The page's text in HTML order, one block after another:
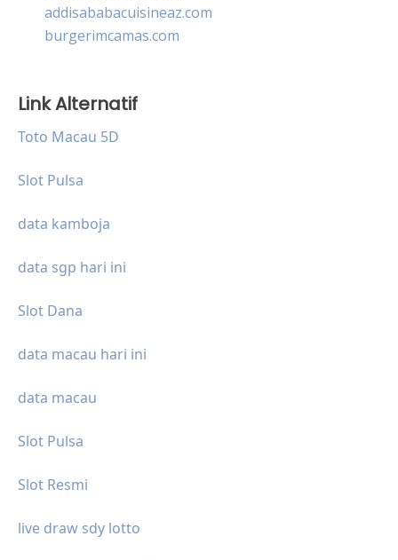
addisababacuisineaz.com
burgerimcamas.com
Link Alternatif
Toto Macau 5D
Slot Pulsa
data kamboja
data sgp hari ini
Slot Dana
data macau hari ini
data macau
Slot Pulsa
Slot Resmi
live draw sdy lotto